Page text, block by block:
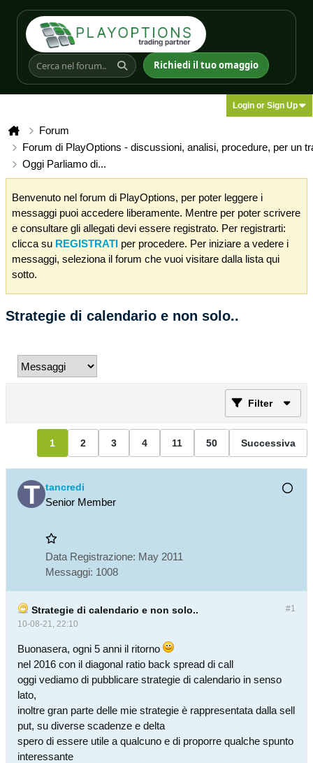
Richiedi il tuo omaggio
Login or Sign Up
Forum
Forum di PlayOptions - discussioni, analisi, procedure, per un
Oggi Parliamo di...
Benvenuto nel forum di PlayOptions, per poter leggere i
messaggi puoi accedere liberamente. Mentre per poter scrivere
e consultare gli allegati devi essere registrato. Per registrarti:
clicca su REGISTRATI per procedere. Per iniziare a vedere i
messaggi, seleziona il forum che vuoi visitare dalla lista qui
sotto.
Strategie di calendario e non solo..
Filter
1 2 3 4 11 50 Successiva
tancredi
Senior Member
Data Registrazione: May 2011
Messaggi: 1008
#1
Strategie di calendario e non solo..
10-08-21, 22:10
Buonasera, ogni 5 anni il ritorno
nel 2016 con il diagonal ratio back spread di call
oggi vediamo di pubblicare strategie di calendario in senso
lato,
inoltre gran parte delle mie strategie è rappresentata dalla sell
put, su diverse scadenze e delta
spero di essere utile a qualcuno e di proporre qualche spunto
interessante